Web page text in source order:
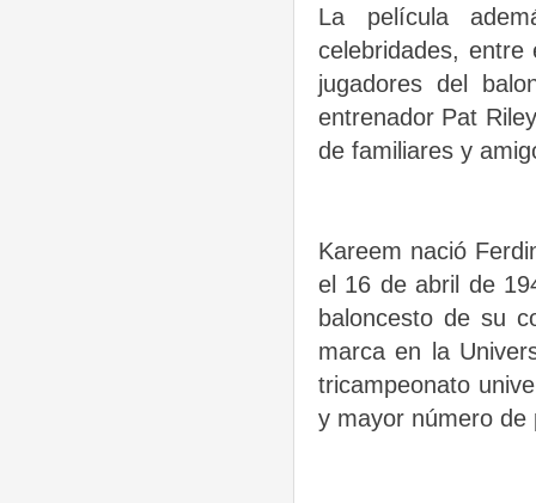
La película
celebridades, entre
jugadores del
entrenador Pat
de familiares y
Kareem nació
el 16 de abril de
baloncesto de su
marca en la
tricampeonato
y mayor número de